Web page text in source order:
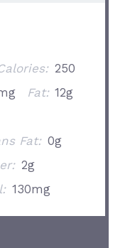
250
Fat: 12g
Fat: 0g
2g
130mg